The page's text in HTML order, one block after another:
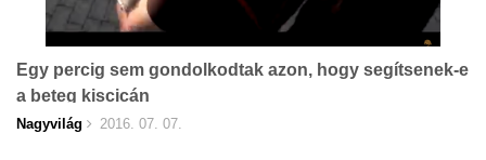
Egy percig sem gondolkodtak azon, hogy segítsenek-e
a beteg kiscicán
Nagyvilág 2016. 07. 07.